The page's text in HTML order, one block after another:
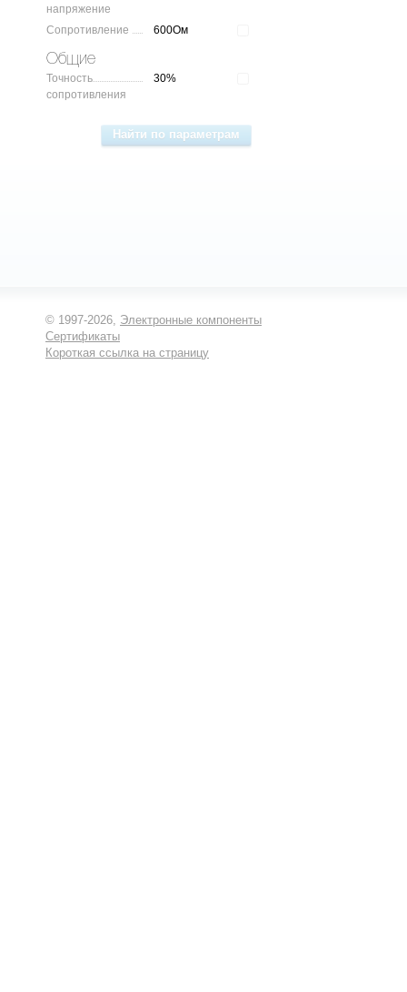
напряжение
Сопротивление 600Ом
Общие
Точность
сопротивления
30%
© 1997-2026, Электронные компоненты
Сертификаты
Короткая ссылка на страницу